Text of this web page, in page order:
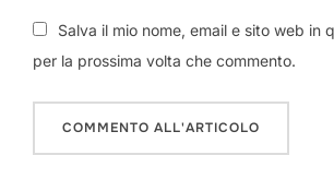
Salva il mio nome, email e sito web in
per la prossima volta che commento.